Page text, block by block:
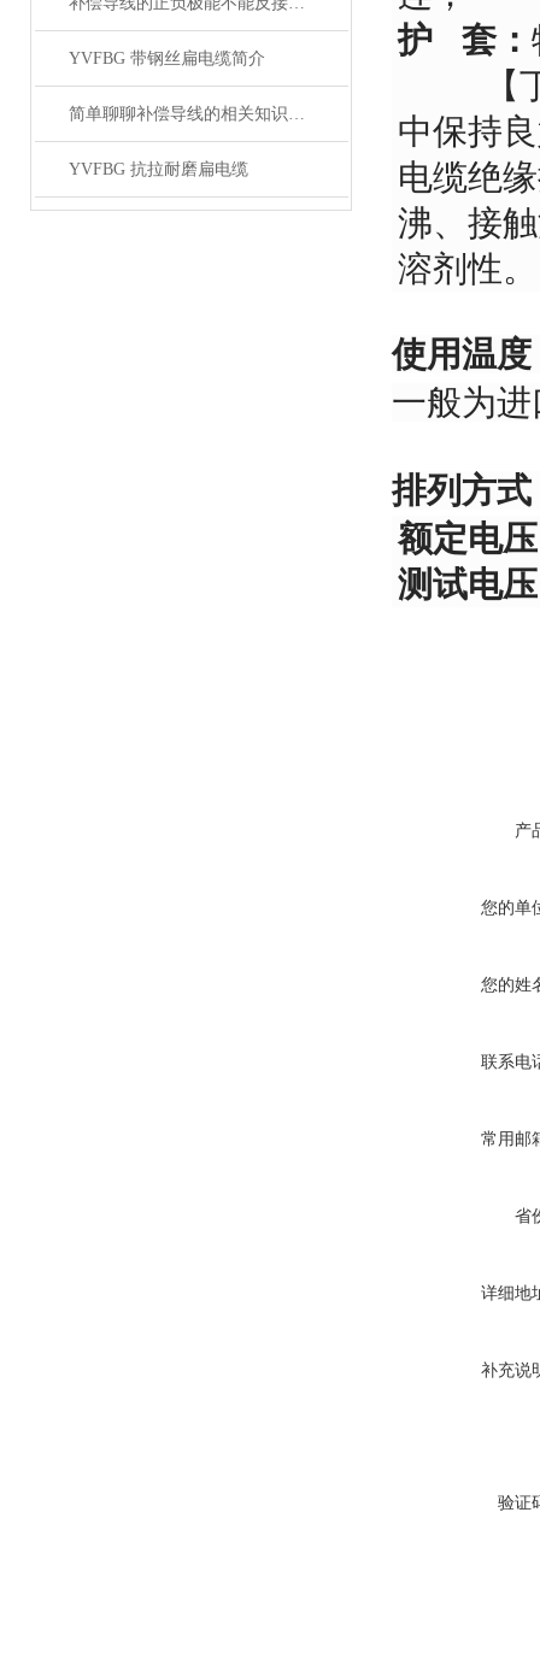
YVFBG 带钢丝扁电缆简介
简单聊聊补偿导线的相关知识普及
YVFBG 抗拉耐磨扁电缆
护 套：
【丁腈
中保持
电缆绝
沸、接
溶剂性
使用温度
一般为
排列方式
额定电
测试电
产
您的单
您的姓
联系电
常用邮
省
详细地
补充说
验证